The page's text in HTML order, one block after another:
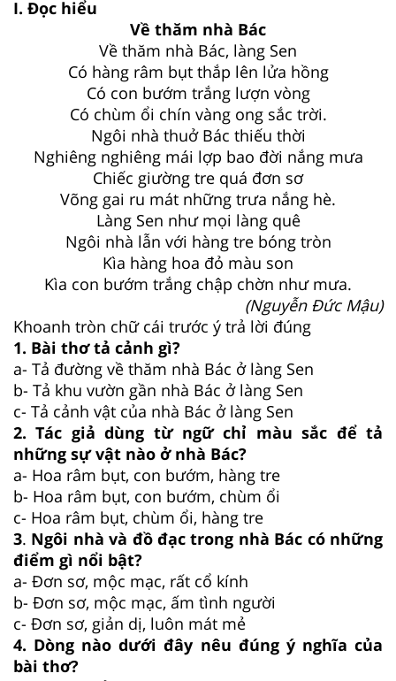
I. Đọc hiểu
Về thăm nhà Bác
Về thăm nhà Bác, làng Sen
Có hàng râm bụt thắp lên lửa hồng
Có con bướm trắng lượn vòng
Có chùm ổi chín vàng ong sắc trời.
Ngôi nhà thuở Bác thiếu thời
Nghiêng nghiêng mái lợp bao đời nắng mưa
Chiếc giường tre quá đơn sơ
Võng gai ru mát những trưa nắng hè.
Làng Sen như mọi làng quê
Ngôi nhà lẫn với hàng tre bóng tròn
Kìa hàng hoa đỏ màu son
Kìa con bướm trắng chập chờn như mưa.
(Nguyễn Đức Mậu)
Khoanh tròn chữ cái trước ý trả lời đúng
1. Bài thơ tả cảnh gì?
a- Tả đường về thăm nhà Bác ở làng Sen
b- Tả khu vườn gần nhà Bác ở làng Sen
c- Tả cảnh vật của nhà Bác ở làng Sen
2. Tác giả dùng từ ngữ chỉ màu sắc để tả
những sự vật nào ở nhà Bác?
a- Hoa râm bụt, con bướm, hàng tre
b- Hoa râm bụt, con bướm, chùm ổi
c- Hoa râm bụt, chùm ổi, hàng tre
3. Ngôi nhà và đồ đạc trong nhà Bác có những
điểm gì nổi bật?
a- Đơn sơ, mộc mạc, rất cổ kính
b- Đơn sơ, mộc mạc, ấm tình người
c- Đơn sơ, giản dị, luôn mát mẻ
4. Dòng nào dưới đây nêu đúng ý nghĩa của
bài thơ?